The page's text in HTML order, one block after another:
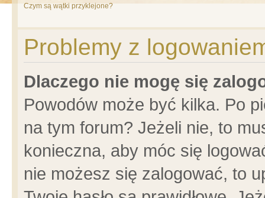
Czym są wątki przyklejone?
Problemy z
Dlaczego nie mogę się
Powodów może być kilka. Po
na tym forum? Jeżeli nie, to
konieczna, aby móc się
nie możesz się zalogować, to